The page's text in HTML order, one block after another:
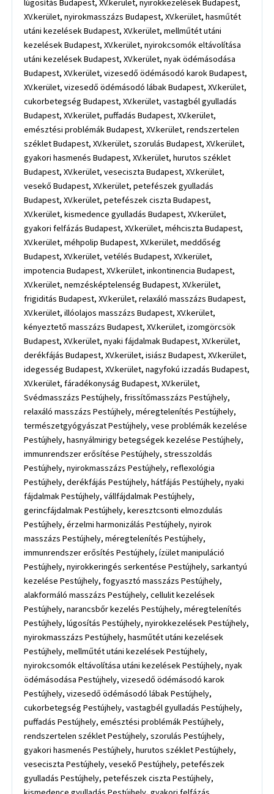
lúgosítás Budapest, XV.kerület, nyirokkezelések Budapest,
XV.kerület, nyirokmasszázs Budapest, XV.kerület, hasműtét
utáni kezelések Budapest, XV.kerület, mellműtét utáni
kezelések Budapest, XV.kerület, nyirokcsomók eltávolítása
utáni kezelések Budapest, XV.kerület, nyak ödémásodása
Budapest, XV.kerület, vizesedő ödémásodó karok Budapest,
XV.kerület, vizesedő ödémásodó lábak Budapest, XV.kerület,
cukorbetegség Budapest, XV.kerület, vastagbél gyulladás
Budapest, XV.kerület, puffadás Budapest, XV.kerület,
emésztési problémák Budapest, XV.kerület, rendszertelen
széklet Budapest, XV.kerület, szorulás Budapest, XV.kerület,
gyakori hasmenés Budapest, XV.kerület, hurutos széklet
Budapest, XV.kerület, veseciszta Budapest, XV.kerület,
vesekő Budapest, XV.kerület, petefészek gyulladás
Budapest, XV.kerület, petefészek ciszta Budapest,
XV.kerület, kismedence gyulladás Budapest, XV.kerület,
gyakori felfázás Budapest, XV.kerület, méhciszta Budapest,
XV.kerület, méhpolip Budapest, XV.kerület, meddőség
Budapest, XV.kerület, vetélés Budapest, XV.kerület,
impotencia Budapest, XV.kerület, inkontinencia Budapest,
XV.kerület, nemzésképtelenség Budapest, XV.kerület,
frigiditás Budapest, XV.kerület, relaxáló masszázs Budapest,
XV.kerület, illóolajos masszázs Budapest, XV.kerület,
kényeztető masszázs Budapest, XV.kerület, izomgörcsök
Budapest, XV.kerület, nyaki fájdalmak Budapest, XV.kerület,
derékfájás Budapest, XV.kerület, isiász Budapest, XV.kerület,
idegesség Budapest, XV.kerület, nagyfokú izzadás Budapest,
XV.kerület, fáradékonyság Budapest, XV.kerület,
Svédmasszázs Pestújhely, frissítőmasszázs Pestújhely,
relaxáló masszázs Pestújhely, méregtelenítés Pestújhely,
természetgyógyászat Pestújhely, vese problémák kezelése
Pestújhely, hasnyálmirigy betegségek kezelése Pestújhely,
immunrendszer erősítése Pestújhely, stresszoldás
Pestújhely, nyirokmasszázs Pestújhely, reflexológia
Pestújhely, derékfájás Pestújhely, hátfájás Pestújhely, nyaki
fájdalmak Pestújhely, vállfájdalmak Pestújhely,
gerincfájdalmak Pestújhely, keresztcsonti elmozdulás
Pestújhely, érzelmi harmonizálás Pestújhely, nyirok
masszázs Pestújhely, méregtelenítés Pestújhely,
immunrendszer erősítés Pestújhely, ízület manipuláció
Pestújhely, nyirokkeringés serkentése Pestújhely, sarkantyú
kezelése Pestújhely, fogyasztó masszázs Pestújhely,
alakformáló masszázs Pestújhely, cellulit kezelések
Pestújhely, narancsbőr kezelés Pestújhely, méregtelenítés
Pestújhely, lúgosítás Pestújhely, nyirokkezelések Pestújhely,
nyirokmasszázs Pestújhely, hasműtét utáni kezelések
Pestújhely, mellműtét utáni kezelések Pestújhely,
nyirokcsomók eltávolítása utáni kezelések Pestújhely, nyak
ödémásodása Pestújhely, vizesedő ödémásodó karok
Pestújhely, vizesedő ödémásodó lábak Pestújhely,
cukorbetegség Pestújhely, vastagbél gyulladás Pestújhely,
puffadás Pestújhely, emésztési problémák Pestújhely,
rendszertelen széklet Pestújhely, szorulás Pestújhely,
gyakori hasmenés Pestújhely, hurutos széklet Pestújhely,
veseciszta Pestújhely, vesekő Pestújhely, petefészek
gyulladás Pestújhely, petefészek ciszta Pestújhely,